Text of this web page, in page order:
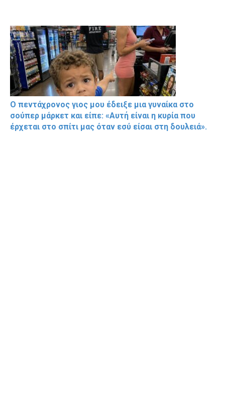
Ο πεντάχρονος γιος μου έδειξε μια γυναίκα στο
σούπερ μάρκετ και είπε: «Αυτή είναι η κυρία που
έρχεται στο σπίτι μας όταν εσύ είσαι στη δουλειά».